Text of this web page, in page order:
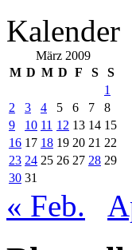
Kalender
März 2009
M D M D F S
S
1
2
3 4 5 6 7
8
9
10 11 12 13 14 15
16 17 18 19 20 21 22
23 24 25 26 27 28 29
30 31
« Feb.